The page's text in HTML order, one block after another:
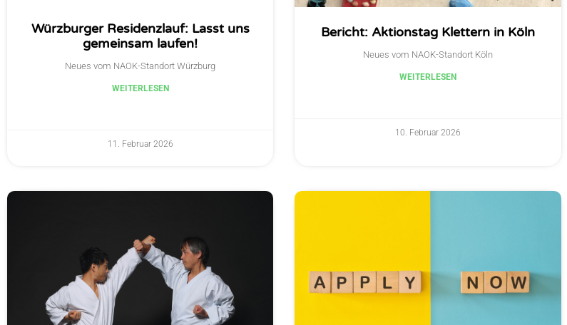
Würzburger Residenzlauf: Lasst uns
gemeinsam laufen!
Neues vom NAOK-Standort Würzburg
WEITERLESEN
11. Februar 2026
Bericht: Aktionstag Klettern in Köln
Neues vom NAOK-Standort Köln
WEITERLESEN
10. Februar 2026